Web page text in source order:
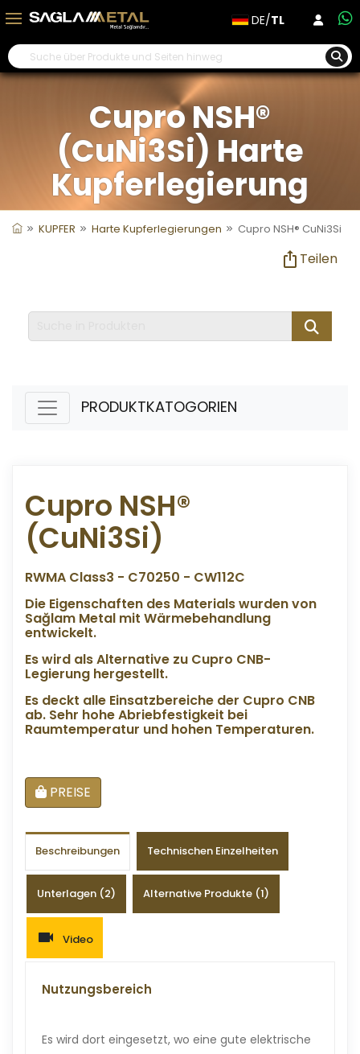
DE/TL
Cupro NSH®
(CuNi3Si) Harte
Kupferlegierung
KUPFER Harte Kupferlegierungen Cupro NSH® CuNi3Si
Teilen
PRODUKTKATOGORIEN
Cupro NSH®
(CuNi3Si)
RWMA Class3 - C70250 - CW112C
Die Eigenschaften des Materials wurden von
Sağlam Metal mit Wärmebehandlung
entwickelt.
Es wird als Alternative zu Cupro CNB-
Legierung hergestellt.
Es deckt alle Einsatzbereiche der Cupro CNB
ab. Sehr hohe Abriebfestigkeit bei
Raumtemperatur und hohen Temperaturen.
PREISE
Beschreibungen Technischen Einzelheiten
Unterlagen (2) Alternative Produkte (1)
Video
Nutzungsbereich
Es wird dort eingesetzt, wo eine gute elektrische